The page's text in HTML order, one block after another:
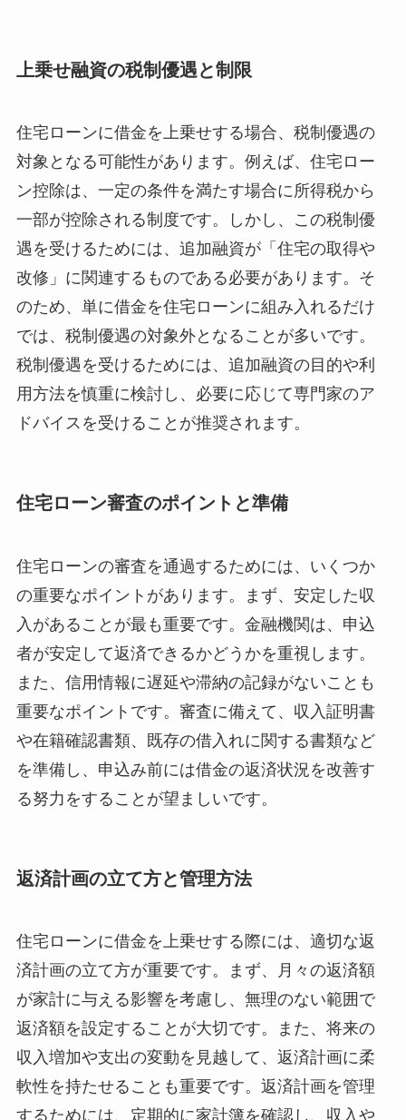
上乗せ融資の税制優遇と制限
住宅ローンに借金を上乗せする場合、税制優遇の
対象となる可能性があります。例えば、住宅ロー
ン控除は、一定の条件を満たす場合に所得税から
一部が控除される制度です。しかし、この税制優
遇を受けるためには、追加融資が「住宅の取得や
改修」に関連するものである必要があります。そ
のため、単に借金を住宅ローンに組み入れるだけ
では、税制優遇の対象外となることが多いです。
税制優遇を受けるためには、追加融資の目的や利
用方法を慎重に検討し、必要に応じて専門家のア
ドバイスを受けることが推奨されます。
住宅ローン審査のポイントと準備
住宅ローンの審査を通過するためには、いくつか
の重要なポイントがあります。まず、安定した収
入があることが最も重要です。金融機関は、申込
者が安定して返済できるかどうかを重視します。
また、信用情報に遅延や滞納の記録がないことも
重要なポイントです。審査に備えて、収入証明書
や在籍確認書類、既存の借入れに関する書類など
を準備し、申込み前には借金の返済状況を改善す
る努力をすることが望ましいです。
返済計画の立て方と管理方法
住宅ローンに借金を上乗せする際には、適切な返
済計画の立て方が重要です。まず、月々の返済額
が家計に与える影響を考慮し、無理のない範囲で
返済額を設定することが大切です。また、将来の
収入増加や支出の変動を見越して、返済計画に柔
軟性を持たせることも重要です。返済計画を管理
するためには、定期的に家計簿を確認し、収入や